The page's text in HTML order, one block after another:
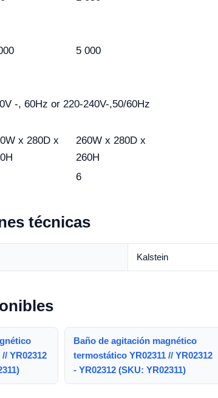
5 000
-, 60Hz or 220-240V-,50/60Hz
x 280D x
260W x 280D x
260H
6
técnicas
Kalstein
YR02312
Baño de agitación magnético
termostático YR02311 // YR02312
- YR02312 (SKU: YR02311)